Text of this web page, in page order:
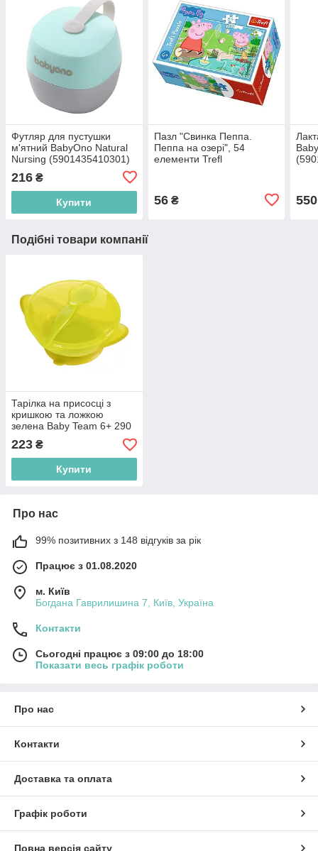
Футляр для пустушки
м'ятний BabyOno Natural
Nursing (5901435410301)
216 ₴
Купити
Пазл "Свинка Пеппа.
Пеппа на озері", 54
елементи Trefl
56₴ 550
Подібні товари компанії
Тарілка на присосці з
кришкою та ложкою
зелена Baby Team 6+ 290
мл (4824428060028)
223 ₴
Купити
Про нас
99% позитивних з 148 відгуків за рік
Працює з 01.08.2020
м. Київ
Богдана Гаврилишина 7, Київ, Україна
Контакти
Сьогодні працює з 09:00 до 18:00
Показати весь графік роботи
Про нас
Контакти
Доставка та оплата
Графік роботи
Повна версія сайту